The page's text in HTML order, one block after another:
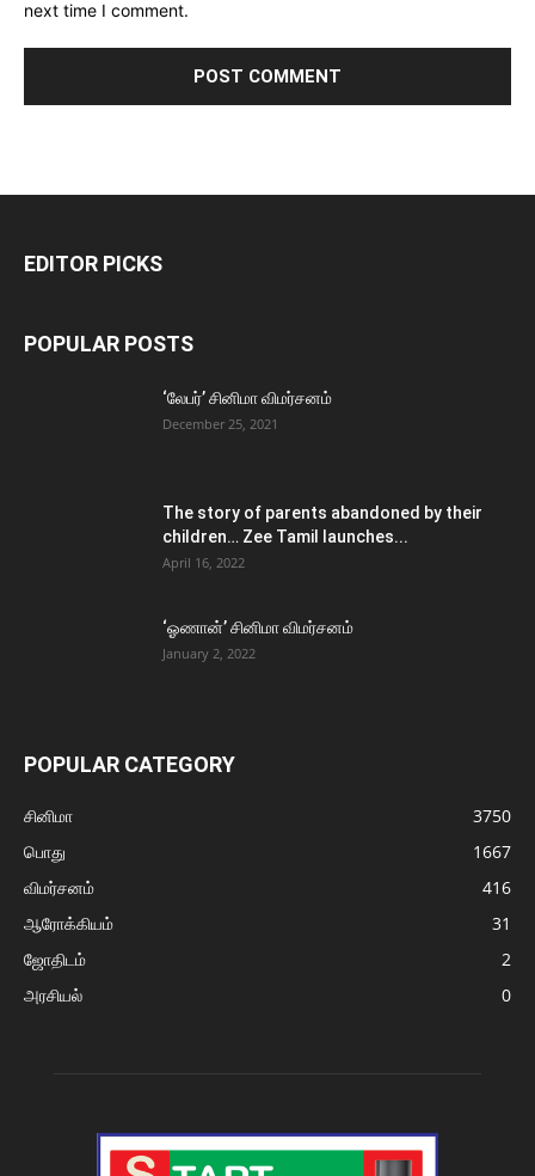
next time I comment.
EDITOR PICKS
POPULAR POSTS
‘லேபர்’ சினிமா விமர்சனம்
December 25, 2021
The story of parents abandoned by their
children… Zee Tamil launches...
April 16, 2022
‘ஓணான்’ சினிமா விமர்சனம்
January 2, 2022
POPULAR CATEGORY
சினிமா
3750
பொது
1667
விமர்சனம்
416
ஆரோக்கியம்
31
ஜோதிடம்
2
அரசியல்
0